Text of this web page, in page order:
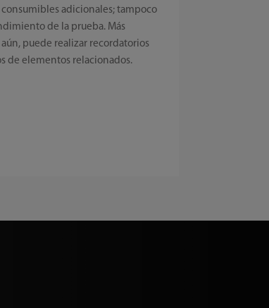
adicionales; tampoco
de la prueba. Más
puede realizar recordatorios
de elementos relacionados.